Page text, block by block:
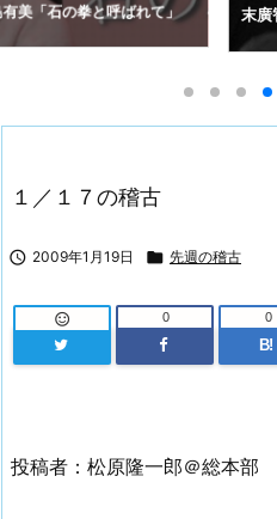
呼ばれて」 末廣智明「打撃
１／１７の稽古
 2009年1月19日  先週の稽古
 0
B!
0
投稿者：松原隆一郎＠総本部